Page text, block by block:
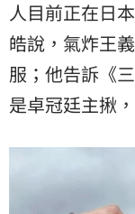
人目前正在日
皓說，氣炸王
服；他告訴《
是卓冠廷主揪